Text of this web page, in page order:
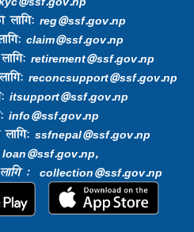
लागि: reg@ssf.gov.np
claim@ssf.gov.np
retirement@ssf.gov.np
reconcsupport@ssf.gov.np
itsupport@ssf.gov.np
info@ssf.gov.np​
ssfnepal@ssf.gov.np​
loan@ssf.gov.np,
: collection@ssf.gov.np